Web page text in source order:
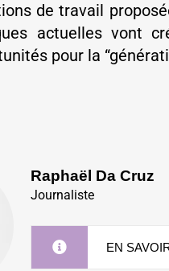
de travail
actuelles vont
pour la
Raphaël Da Cruz
Journaliste
EN